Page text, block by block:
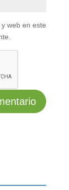
web en este